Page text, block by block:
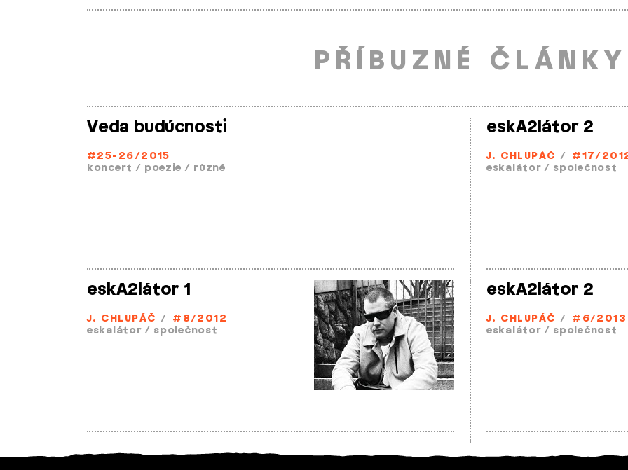
PŘÍBUZNÉ ČLÁNKY
Veda budúcnosti
#25-26/2015
koncert / poezie / různé
eskA2látor 2
J. CHLUPÁČ /
#17/
eskalátor / společnost
eskA2látor 1
J. CHLUPÁČ /
#8/2012
eskalátor / společnost
eskA2látor 2
J. CHLUPÁČ /
#6/2013
eskalátor / společnost